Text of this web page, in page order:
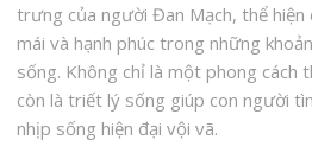
trưng của người Đan Mạch, thể hiện
mái và hạnh phúc trong những
sống. Không chỉ là một phong cách
còn là triết lý sống giúp con người
nhịp sống hiện đại vội vã.